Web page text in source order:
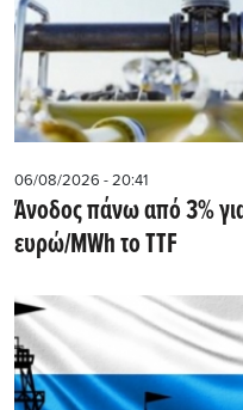
06/08/2026 - 20:41
Άνοδος πάνω από 3%
ευρώ/MWh το TTF